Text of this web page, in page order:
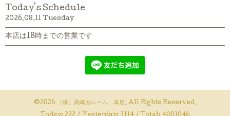
Today's Schedule
2026.08.11 Tuesday
本店は18時までの営業です
©2026 （株）高崎カレーム 本店. All Rights Reserved.